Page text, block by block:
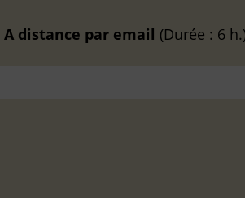
A distance par email (Durée : 6